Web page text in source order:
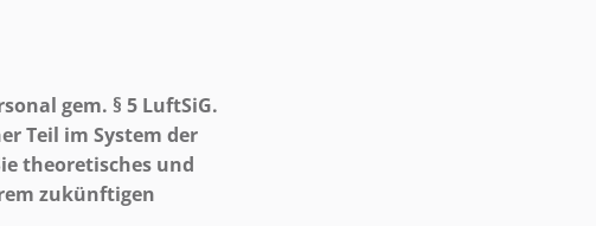
gem. § 5 LuftSiG.
Teil im System der
theoretisches und
zukünftigen